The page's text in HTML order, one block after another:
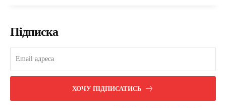
Підписка
ХОЧУ ПІДПИСАТИСЬ